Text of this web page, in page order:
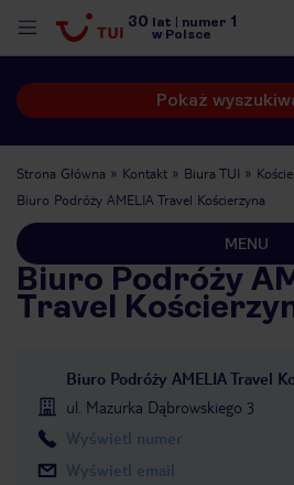
30 lat numer 1
w Polsce
Pokaż
Strona Główna Kontakt Biura TUI
Biuro Podróży AMELIA Travel Kościerzyna
MENU
Biuro Podróży
Travel
Biuro Podróży AMELIA Travel
ul. Mazurka Dąbrowskiego 3
Wyświetl numer
Wyświetl email